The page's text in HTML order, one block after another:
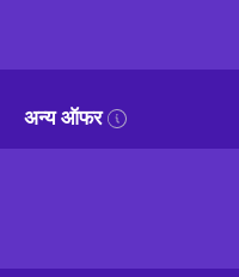
अन्य ऑफर